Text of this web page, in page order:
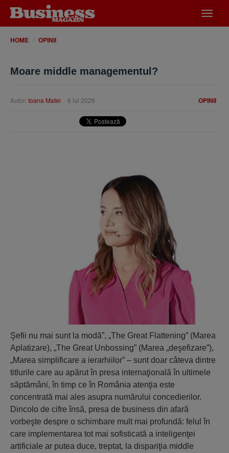
meniu
HOME OPINII
Moare middle managementul?
OPINII
Autor: Ioana Matei 6 iul 2026
Şefii nu mai sunt la modă”, „The Great Flattening” (Marea
Aplatizare), „The Great Unbossing” (Marea „deşefizare”),
„Marea simplificare a ierarhiilor” – sunt doar câteva dintre
titlurile care au apărut în presa internaţională în ultimele
săptămâni, în timp ce în România atenţia este
concentrată mai ales asupra numărului concedierilor.
Dincolo de cifre însă, presa de business din afară
vorbeşte despre o schimbare mult mai profundă: felul în
care implementarea tot mai sofisticată a inteligenţei
artificiale ar putea duce, treptat, la dispariţia middle